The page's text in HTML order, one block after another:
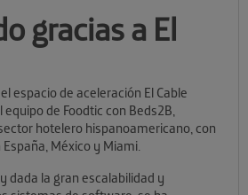
gracias a El
espacio de aceleración El Cable
de Foodtic con Beds2B,
hotelero hispanoamericano, con
México y Miami.
dada la gran escalabilidad y